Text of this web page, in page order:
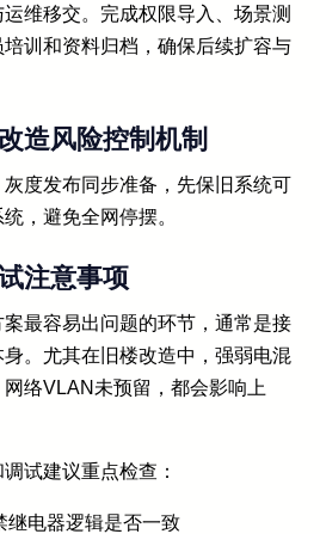
维移交。完成权限导入、场景测
训和资料归档，确保后续扩容与
造风险控制机制
度发布同步准备，先保旧系统可
，避免全网停摆。
注意事项
最容易出问题的环节，通常是接
。尤其在旧楼改造中，强弱电混
络VLAN未预留，都会影响上
试建议重点检查：
继电器逻辑是否一致